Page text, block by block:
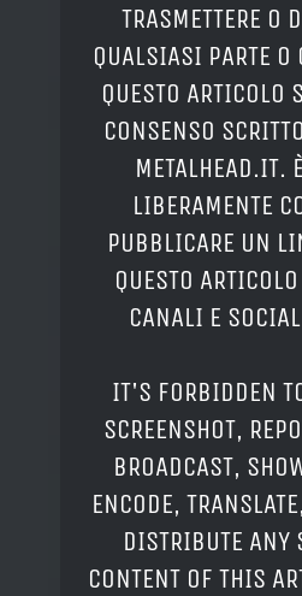
TRASMETTERE O
QUALSIASI PARTE O
QUESTO ARTICOLO
CONSENSO
METALHEAD.IT.
LIBERAMENTE
PUBBLICARE UN
QUESTO
CANALI E
IT'S FORBIDDEN
SCREENSHOT,
BROADCAST,
ENCODE,
DISTRIBUTE ANY
CONTENT OF THIS